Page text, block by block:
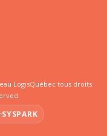
LogisQuébec tous droits
SYSPARK